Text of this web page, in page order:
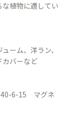
植物に適してい
ーム、洋ラン、
カバーなど
40-6-15 マグネ